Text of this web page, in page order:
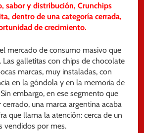
sabor y distribución, Crunchips
dentro de una categoría cerrada,
de crecimiento.
mercado de consumo masivo que
Las galletitas con chips de chocolate
marcas, muy instaladas, con
en la góndola y en la memoria de
embargo, en ese segmento que
una marca argentina acaba
que llama la atención: cerca de un
vendidos por mes.